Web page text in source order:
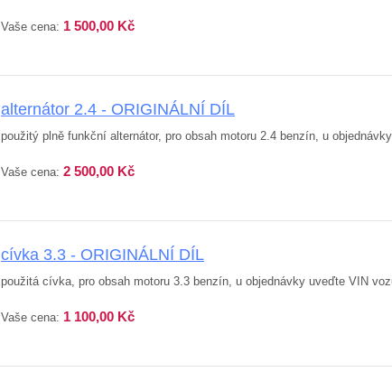
Vaše cena: 1 500,00 Kč
alternátor 2.4 - ORIGINÁLNÍ DÍL
použitý plně funkční alternátor, pro obsah motoru 2.4 benzín, u
Vaše cena: 2 500,00 Kč
cívka 3.3 - ORIGINÁLNÍ DÍL
použitá cívka, pro obsah motoru 3.3 benzín, u objednávky uveďte VIN
Vaše cena: 1 100,00 Kč